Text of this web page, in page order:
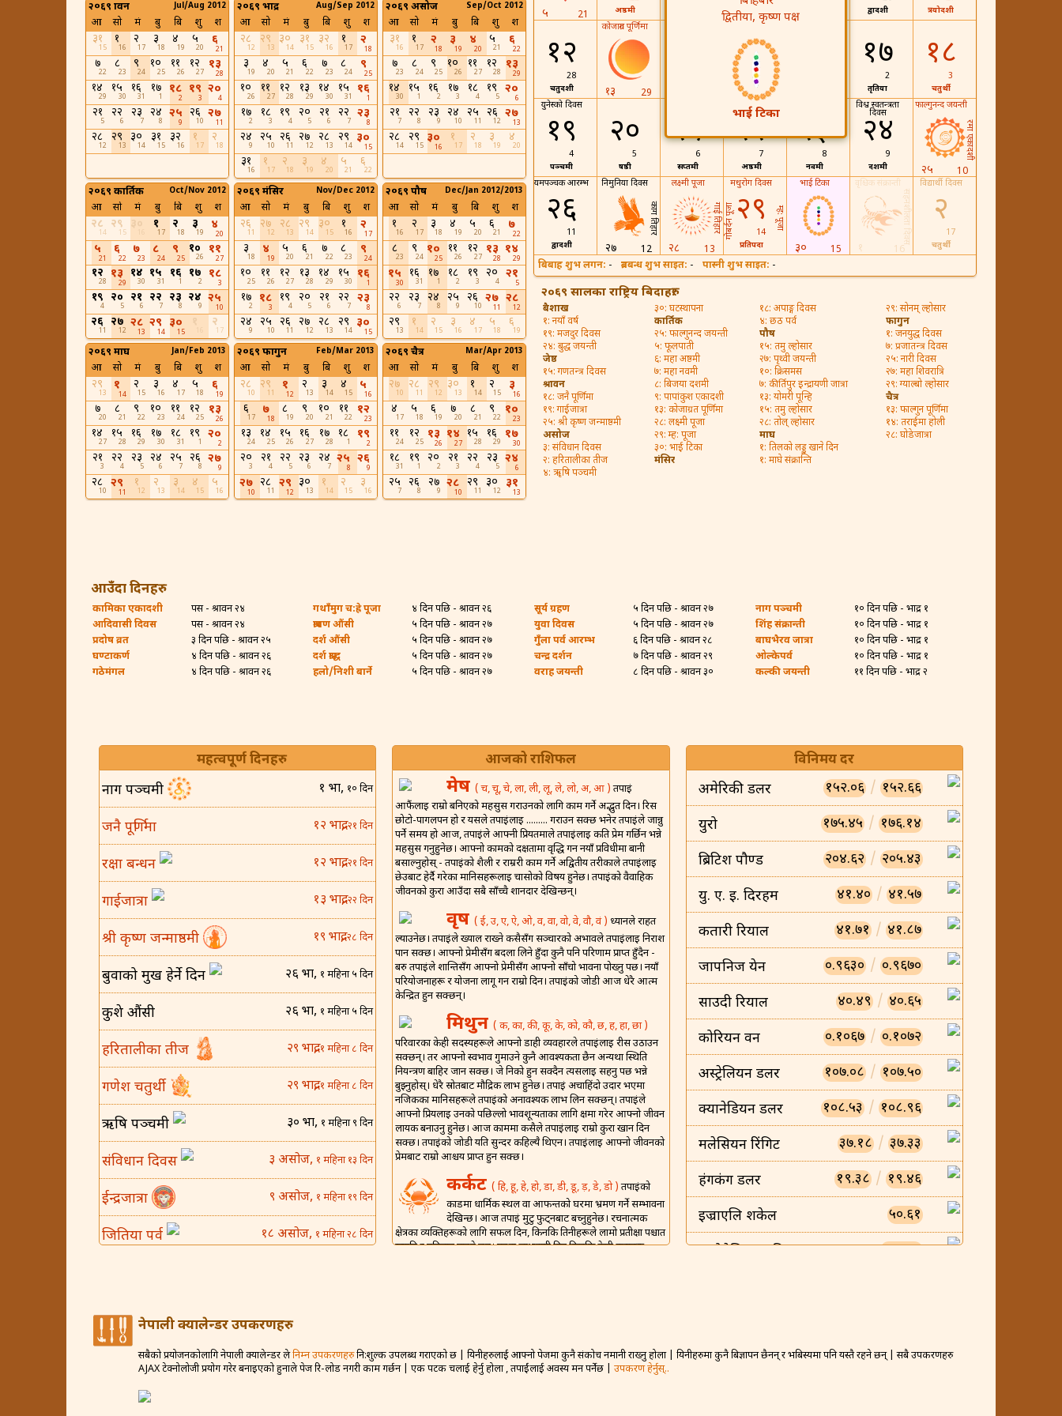
२०६९ श्रावन Jul/Aug 2012
आ सो मं बु बि शु श
३१
15
१
16
२
17
३
18
४
19
५
20
६
21
७
22
८
23
९
24
१०
25
११
26
१२
27
१३
28
१४
29
१५
30
१६
31
१७
1
१८
2
१९
3
२०
4
२१
5
२२
6
२३
7
२४
8
२५
9
२६
10
२७
11
२८
12
२९
13
३०
14
३१
15
३२
16
१
17
२
18
२०६९ भाद्र Aug/Sep 2012
आ सो मं बु बि शु श
२८
12
२९
13
३०
14
३१
15
३२
16
१
17
२
18
३
19
४
20
५
21
६
22
७
23
८
24
९
25
१०
26
११
27
१२
28
१३
29
१४
30
१५
31
१६
1
१७
2
१८
3
१९
4
२०
5
२१
6
२२
7
२३
8
२४
9
२५
10
२६
11
२७
12
२८
13
२९
14
३०
15
३१
16
१
17
२
18
३
19
४
20
५
21
६
22
२०६९ असोज Sep/Oct 2012
आ सो मं बु बि शु श
३१
16
१
17
२
18
३
19
४
20
५
21
६
22
७
23
८
24
९
25
१०
26
११
27
१२
28
१३
29
१४
30
१५
1
१६
2
१७
3
१८
4
१९
5
२०
6
२१
7
२२
8
२३
9
२४
10
२५
11
२६
12
२७
13
२८
14
२९
15
३०
16
१
17
२
18
३
19
४
20
२०६९ कार्तिक Oct/Nov 2012
आ सो मं बु बि शु श
२८
14
२९
15
१
17
२
18
३
19
४
20
५
21
६
22
७
23
८
24
९
25
१०
26
११
27
१२
28
१३
29
१४
30
१५
31
१६
1
१७
2
१८
3
१९
4
२०
5
२१
6
२२
7
२३
8
२४
9
२५
10
२६
11
२७
12
२८
13
२९
14
३०
15
२
17
२०६९ मंसिर Nov/Dec 2012
आ सो मं बु बि शु श
२६
11
२७
12
२८
13
२९
14
३०
15
१
16
२
17
३
18
४
19
५
20
६
21
७
22
८
23
९
24
१०
25
११
26
१२
27
१३
28
१४
29
१५
30
१६
1
१७
2
१८
3
१९
4
२०
5
२१
6
२२
7
२३
8
२४
9
२५
10
२६
11
२७
12
२८
13
२९
14
३०
15
२०६९ पौष Dec/Jan 2012/2013
आ सो मं बु बि शु श
१
16
२
17
३
18
४
19
५
20
६
21
७
22
८
23
९
24
१०
25
११
26
१२
27
१३
28
१४
29
१५
30
१६
31
१७
1
१८
2
१९
3
२०
4
२१
5
२२
6
२३
7
२४
8
२५
9
२६
10
२७
11
२८
12
२९
13
१
14
२
15
३
16
४
17
५
18
६
19
२०६९ माघ Jan/Feb 2013
आ सो मं बु बि शु श
२९
13
१
14
२
15
३
16
४
17
५
18
६
19
७
20
८
21
९
22
१०
23
११
24
१२
25
१३
26
१४
27
१५
28
१६
29
१७
30
१८
31
१९
1
२०
2
२१
3
२२
4
२३
5
२४
6
२५
7
२६
8
२७
9
२८
10
२९
11
१
12
२
13
३
14
४
15
५
16
२०६९ फागुन Feb/Mar 2013
आ सो मं बु बि शु श
२८
10
२९
11
१
12
२
13
३
14
४
15
५
16
६
17
७
18
८
19
९
20
१०
21
११
22
१२
23
१३
24
१४
25
१५
26
१६
27
१७
28
१८
1
१९
2
२०
3
२१
4
२२
5
२३
6
२४
7
२५
8
२६
9
२७
10
२८
11
२९
12
३०
13
१
14
२
15
३
16
२०६९ चैत्र Mar/Apr 2013
आ सो मं बु बि शु श
२७
10
२८
11
२९
12
३०
13
१
14
२
15
३
16
४
17
५
18
६
19
७
20
८
21
९
22
१०
23
११
24
१२
25
१३
26
१४
27
१५
28
१६
29
१७
30
१८
31
१९
1
२०
2
२१
3
२२
4
२३
5
२४
6
२५
7
२६
8
२७
9
२८
10
२९
11
३०
12
३१
13
५ 21 अष्ठमी ८ 24 ९ द्वादशी त्रयोदशी
१२
28
चतुर्दशी
कोजाग्रत पूर्णिमा
१३ 29
१५
31
द्वितीया
१७
2
तृतिया
१८
3
चतुर्थी
युनेस्को दिवस
१९
4
पञ्चमी
२०
5
षष्ठी
२१
6
सप्तमी
२२
7
अष्ठमी
२३
8
नवमी
विश्व स्वतन्त्रता
दिवस
२४
9
दशमी
फाल्गुनन्द जयन्ती
रमा एकादशी
२५ 10
यमपञ्चक आरम्भ
२६
11
द्वादशी
निमुनिया दिवस
काग तिहार
२७ 12
लक्ष्मी पूजा
गाई तिहार
२८ 13
मधुरोग दिवस
म्ह: पूजा
गोबर्दन पूजा२९
14
प्रतिपदा
द्वितीया, कृष्ण पक्ष
भाई टिका
भाई टिका
३० 15
वृश्चिक संक्रान्ती
सहनशीलता दिवस
१ 16
विद्यार्थी दिवस
२
17
चतुर्थी
बिबाह शुभ लगन: - ब्रतबन्ध शुभ साइत: - पास्नी शुभ साइत: -
२०६९ सालका राष्ट्रिय बिदाहरु:
बैशाख
१: नयाँ वर्ष
१९: मजदुर दिवस
२४: बुद्ध जयन्ती
जेष्ठ
१५: गणतन्त्र दिवस
श्रावन
१८: जनै पूर्णिमा
१९: गाईजात्रा
२५: श्री कृष्ण जन्माष्ठमी
असोज
३: संविधान दिवस
२: हरितालीका तीज
४: ॠषि पञ्चमी
३०: घटस्थापना
कार्तिक
२५: फाल्गुनन्द जयन्ती
५: फूलपाती
६: महा अष्ठमी
७: महा नवमी
८: बिजया दशमी
९: पापांकुश एकादशी
१३: कोजाग्रत पूर्णिमा
२८: लक्ष्मी पूजा
२९: म्ह: पूजा
३०: भाई टिका
मंसिर
१८: अपाङ्ग दिवस
४: छठ पर्व
पौष
१५: तमु ल्होसार
२७: पृथ्वी जयन्ती
१०: क्रिसमस
७: कीर्तिपुर इन्द्रायणी जात्रा
१३: योमरी पून्हि
१५: तमु ल्होसार
२८: तोल् ल्होसार
माघ
१: तिलको लड्डु खाने दिन
१: माघे संक्रान्ति
२९: सोनम् ल्होसार
फागुन
१: जनयुद्ध दिवस
७: प्रजातन्त्र दिवस
२५: नारी दिवस
२७: महा शिवरात्रि
२९: ग्याल्बो ल्होसार
चैत्र
१३: फाल्गुन पूर्णिमा
१४: तराईमा होली
२८: घोडेजात्रा
आउँदा दिनहरु
कामिका एकादशी
पर्सि - श्रावन २४
आदिवासी दिवस
पर्सि - श्रावन २४
प्रदोष व्रत
३ दिन पछि - श्रावन २५
घण्टाकर्ण
४ दिन पछि - श्रावन २६
गठेमंगल
४ दिन पछि - श्रावन २६
गथाँमुग च:ह्रे पूजा
४ दिन पछि - श्रावन २६
श्रावण औंसी
५ दिन पछि - श्रावन २७
दर्श औंसी
५ दिन पछि - श्रावन २७
दर्श श्राद्ध
५ दिन पछि - श्रावन २७
हलो/निशी बार्ने
५ दिन पछि - श्रावन २७
सूर्य ग्रहण
५ दिन पछि - श्रावन २७
युवा दिवस
५ दिन पछि - श्रावन २७
गुँला पर्व आरम्भ
६ दिन पछि - श्रावन २८
चन्द्र दर्शन
७ दिन पछि - श्रावन २९
वराह जयन्ती
८ दिन पछि - श्रावन ३०
नाग पञ्चमी
१० दिन पछि - भाद्र १
शिंह संक्रान्ती
१० दिन पछि - भाद्र १
बाघभैरव जात्रा
१० दिन पछि - भाद्र १
ओल्केपर्व
१० दिन पछि - भाद्र १
कल्की जयन्ती
११ दिन पछि - भाद्र २
आजको राशिफल
मेष( च, चू, चे, ला, ली, लू, ले, लो, अ, आ )तपाईं
आफैंलाई राम्रो बनिएको महसुस गराउनको लागि काम गर्ने अद्भुत दिन। रिस
छोटो-पागलपन हो र यसले तपाईंलाई ......... गराउन सक्छ भनेर तपाईंले जान्नु
पर्ने समय हो आज, तपाईंले आफ्नी प्रियतमाले तपाईंलाई कति प्रेम गर्छिन भन्ने
महसुस गर्नुहुनेछ। आफ्नो कामको दक्षतामा वृद्धि गर्न नयाँ प्रविधीमा बानी
बसाल्नुहोस् - तपाईंको शैली र राम्ररी काम गर्ने अद्वितीय तरीकाले तपाईंलाई
छेउबाट हेर्दै गरेका मानिसहरूलाई चासोको विषय हुनेछ। तपाईंको वैवाहिक
जीवनको कुरा आउँदा सबै साँच्चै शानदार देखिन्छन्।
वृष( ई, उ, ए, ऐ, ओ, व, वा, वो, वे, वौ, वं ) ध्यानले राहत
ल्याउनेछ। तपाईंले ख्याल राख्ने कसैसँग सञ्चारको अभावले तपाईंलाई निराश
पार्न सक्छ। आफ्नो प्रेमीसँग बदला लिने हुँदा कुनै पनि परिणाम प्राप्त हुँदैन -
बरु तपाईंले शान्तिसँग आफ्नो प्रेमीसँग आफ्नो साँचो भावना पोख्नु पर्छ। नयाँ
परियोजनाहरू र योजना लागू गर्न राम्रो दिन। तपाईंको जोडी आज धेरै आत्म
केन्द्रित हुन सक्छन्।
मिथुन( क, का, की, कू, के, को, कौ, छ, ह, हा, छा )
परिवारका केही सदस्यहरूले आफ्नो डाही व्यवहारले तपाईंलाई रीस उठाउन
सक्छन्। तर आफ्नो स्वभाव गुमाउने कुनै आवश्यकता छैन अन्यथा स्थिति
नियन्त्रण बाहिर जान सक्छ। जे निको हुन सक्दैन त्यसलाई सहनु पर्छ भन्ने
बुझ्नुहोस्। धेरै स्रोतबाट मौद्रिक लाभ हुनेछ। तपाईं अचाहिंदो उदार भएमा
नजिकका मानिसहरूले तपाईंको अनावश्यक लाभ लिन सक्छन्। तपाईंले
आफ्नो प्रियलाई उनको पछिल्लो भावशून्यताका लागि क्षमा गरेर आफ्नो जीवन
लायक बनाउनु हुनेछ। आज काममा कसैले तपाईंलाई राम्रो कुरा खान दिन
सक्छ। तपाईंको जोडी यति सुन्दर कहिल्यै थिएन। तपाईंलाई आफ्नो जीवनको
प्रेमबाट राम्रो आश्चर्य प्राप्त हुन सक्छ।
कर्कट( हि, हू, हे, हो, डा, डी, डू, ड़, डे, डो )तपाईंको
कार्डमा धार्मिक स्थल वा आफन्तको घरमा भ्रमण गर्ने सम्भावना
देखिन्छ। आज तपाईं मुटु फुट्नबाट बच्नुहुनेछ। रचनात्मक
क्षेत्रका व्यक्तिहरूको लागि सफल दिन, किनकि तिनीहरूले लामो प्रतीक्षा पश्चात
ख्याति र पहिचान पाउने छन्। एउटा लाभदायी दिन किनकि केही कुराहरू
कुनै पनि मौका प्रयोग गर्नु हुनेछ। आर्थिक सुधार निश्चित छ। आफन्त / मित्रहरू
अद्भुत साँझको लागि आउन सक्छन्। आफ्नो प्रिय वा जोडीबाट राम्रो सञ्चार
महत्वपूर्ण दिनहरु
नाग पञ्चमी १ भाद्र, १० दिन
जनै पूर्णिमा १२ भाद्र,२१ दिन
रक्षा बन्धन १२ भाद्र,२१ दिन
गाईजात्रा १३ भाद्र,२२ दिन
श्री कृष्ण जन्माष्ठमी १९ भाद्र,२८ दिन
बुवाको मुख हेर्ने दिन २६ भाद्र, १ महिना ५ दिन
कुशे औंसी २६ भाद्र, १ महिना ५ दिन
हरितालीका तीज २९ भाद्र,१ महिना ८ दिन
गणेश चतुर्थी २९ भाद्र,१ महिना ८ दिन
ऋषि पञ्चमी ३० भाद्र, १ महिना ९ दिन
संविधान दिवस ३ असोज, १ महिना १३ दिन
ईन्द्रजात्रा ९ असोज, १ महिना १९ दिन
जितिया पर्व १८ असोज, १ महिना २८ दिन
बिजया दशमी
कोजाग्रत व्रत ८ कार्तिक, २ महिना १९ दिन
विनिमय दर
अमेरिकी डलर १५२.०६ / १५२.६६
युरो १७५.४५ / १७६.१४
ब्रिटिश पौण्ड २०४.६२ / २०५.४३
यु. ए. इ. दिरहम ४१.४० / ४१.५७
कतारी रियाल ४१.७१ / ४१.८७
जापनिज येन ०.९६३० / ०.९६७०
साउदी रियाल ४०.४९ / ४०.६५
कोरियन वन ०.१०६७ / ०.१०७२
अस्ट्रेलियन डलर १०७.०८ / १०७.५०
क्यानेडियन डलर १०८.५३ / १०८.९६
मलेसियन रिंगिट ३७.१८ / ३७.३३
हंगकंग डलर १९.३८ / १९.४६
इज्राएलि शकेल ५०.६१
०.००८५
बह्रैनी दिनार ४०३.२९ / ४०४.८८
नेपाली क्यालेन्डर उपकरणहरु
सबैको प्रयोजनकोलागि नेपाली क्यालेन्डर लेनिम्न उपकरणहरुनि:शुल्क उपलब्ध गराएको छ | यिनीहरुलाई आफ्नो पेजमा कुनै संकोच नमानी राख्नु होला | यिनीहरुमा कुनै बिज्ञापन छैनन् र भबिस्यमा पनि यस्तै रहने छन् | सबै उपकरणहरु
AJAX टेक्नोलोजी प्रयोग गरेर बनाइएको हुनाले पेज रि-लोड नगरी काम गर्छन | एक पटक चलाई हेर्नु होला , तपाईंलाई अवस्य मन पर्नेछ | उपकरण हेर्नुस्..